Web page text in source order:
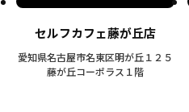
セルフカフェ藤が丘店
愛知県名古屋市名東区明が丘１２５
藤が丘コーポラス１階